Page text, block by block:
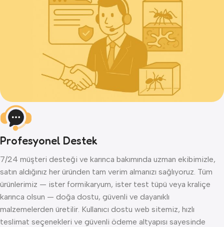
Profesyonel Destek
7/24 müşteri desteği ve karınca bakımında uzman ekibimizle,
satın aldığınız her üründen tam verim almanızı sağlıyoruz. Tüm
ürünlerimiz — ister formikaryum, ister test tüpü veya kraliçe
karınca olsun — doğa dostu, güvenli ve dayanıklı
malzemelerden üretilir. Kullanıcı dostu web sitemiz, hızlı
teslimat seçenekleri ve güvenli ödeme altyapısı sayesinde